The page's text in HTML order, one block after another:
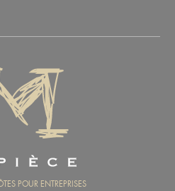
POUR ENTREPRISES